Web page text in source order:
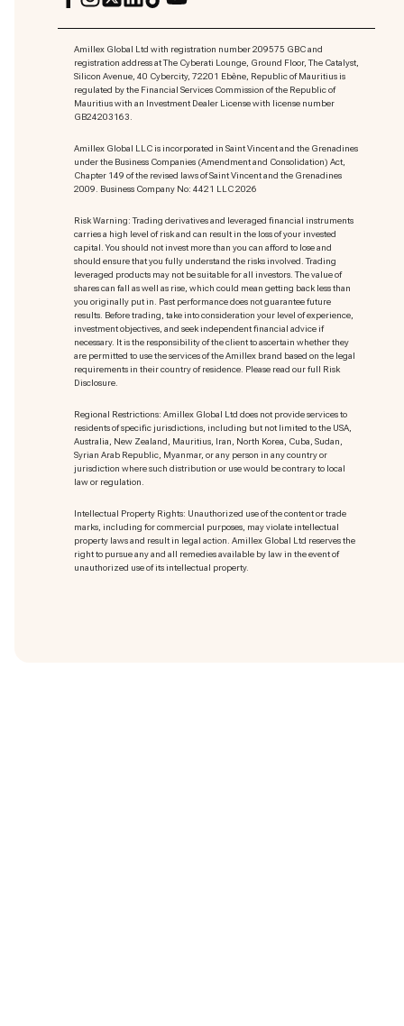
Amillex Global Ltd with registration number 209575 GBC and
registration address at The Cyberati Lounge, Ground Floor, The Catalyst,
Silicon Avenue, 40 Cybercity, 72201 Ebène, Republic of Mauritius is
regulated by the Financial Services Commission of the Republic of
Mauritius with an Investment Dealer License with license number
GB24203163.
Amillex Global LLC is incorporated in Saint Vincent and the Grenadines
under the Business Companies (Amendment and Consolidation) Act,
Chapter 149 of the revised laws of Saint Vincent and the Grenadines
2009. Business Company No: 4421 LLC 2026
Risk Warning: Trading derivatives and leveraged financial instruments
carries a high level of risk and can result in the loss of your invested
capital. You should not invest more than you can afford to lose and
should ensure that you fully understand the risks involved. Trading
leveraged products may not be suitable for all investors. The value of
shares can fall as well as rise, which could mean getting back less than
you originally put in. Past performance does not guarantee future
results. Before trading, take into consideration your level of experience,
investment objectives, and seek independent financial advice if
necessary. It is the responsibility of the client to ascertain whether they
are permitted to use the services of the Amillex brand based on the legal
requirements in their country of residence. Please read our full Risk
Disclosure.
Regional Restrictions: Amillex Global Ltd does not provide services to
residents of specific jurisdictions, including but not limited to the USA,
Australia, New Zealand, Mauritius, Iran, North Korea, Cuba, Sudan,
Syrian Arab Republic, Myanmar, or any person in any country or
jurisdiction where such distribution or use would be contrary to local
law or regulation.
Intellectual Property Rights: Unauthorized use of the content or trade
marks, including for commercial purposes, may violate intellectual
property laws and result in legal action. Amillex Global Ltd reserves the
right to pursue any and all remedies available by law in the event of
unauthorized use of its intellectual property.